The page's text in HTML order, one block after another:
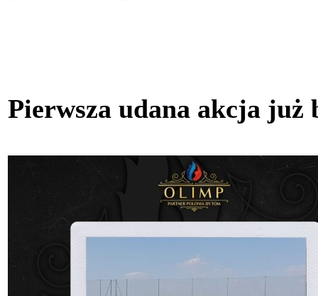
Pierwsza udana akcja już